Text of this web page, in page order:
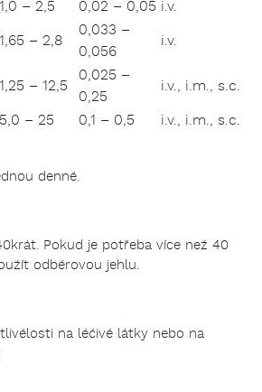
1,0 – 2,5 0,02 – 0,05 i.v.
1,65 – 2,8
0,033 –
0,056
i.v.
1,25 – 12,5
0,025 –
0,25
i.v., i.m., s.c.
5,0 – 25 0,1 – 0,5 i.v., i.m., s.c.
denně.
Pokud je potřeba více než 40
odběrovou jehlu.
na léčivé látky nebo na